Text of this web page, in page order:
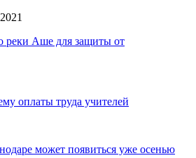
реки Аше для защиты от
оплаты труда учителей
может появиться уже осенью